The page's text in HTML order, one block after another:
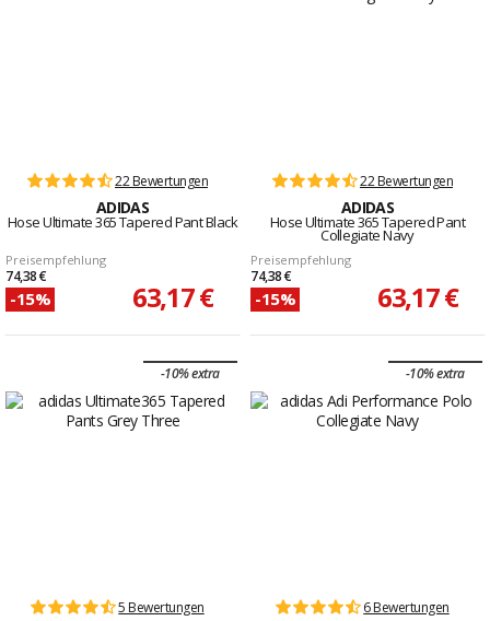
22 Bewertungen
ADIDAS
Hose Ultimate 365 Tapered Pant Black
Preisempfehlung
74,38 €
-15% 63,17 €
22 Bewertungen
ADIDAS
Hose Ultimate 365 Tapered Pant
Collegiate Navy
Preisempfehlung
74,38 €
-15% 63,17 €
-10% extra
5 Bewertungen
-10% extra
6 Bewertungen